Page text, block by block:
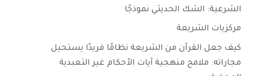
الشرعية: الشك الحديثي نموذجًا
مركزيات الشريعة
كيف جعل القرآن من الشريعة نظامًا فريدًا يستحيل
مجاراته: ملامح منهجية آيات الأحكام غير التعبدية